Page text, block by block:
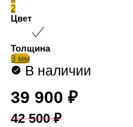
2
Цвет
Толщина
3 мм
В наличии
39 900
42 500